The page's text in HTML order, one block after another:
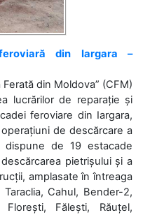
din Iargara –
din Moldova” (CFM)
lucrărilor de reparație și
feroviare din Iargara,
de descărcare a
dispune de 19 estacade
pietrișului și a
amplasate în întreaga
Cahul, Bender-2,
Florești, Fălești, Răuțel,